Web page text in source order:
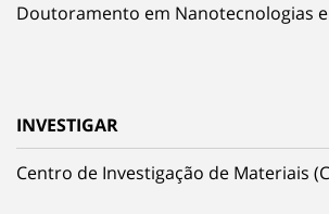
Doutoramento em Nanotecnologias
INVESTIGAR
Centro de Investigação de Materiais